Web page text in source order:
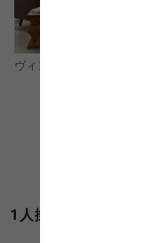
ヴィンテージ
1人掛け ソファ オ